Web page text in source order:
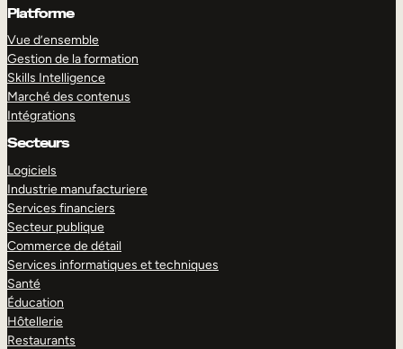
Platforme
Vue d’ensemble
Gestion de la formation
Skills Intelligence
Marché des contenus
Intégrations
Secteurs
Logiciels
Industrie manufacturiere
Services financiers
Secteur publique
Commerce de détail
Services informatiques et techniques
Santé
Éducation
Hôtellerie
Restaurants